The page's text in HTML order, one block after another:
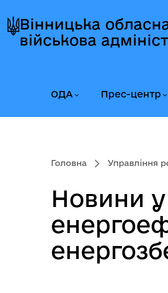
до
головного
до
головного
вмісту
до
головного
колонтитула
Вінницька
військова
ОДА Прес-центр
Головна Управління
Новини